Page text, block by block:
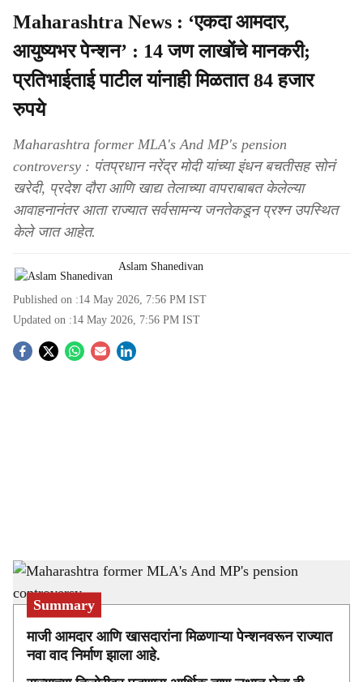
Maharashtra News : ‘एकदा आमदार,
आयुष्यभर पेन्शन’ : 14 जण लाखोंचे मानकरी;
प्रतिभाईताई पाटील यांनाही मिळतात 84 हजार
रुपये
Maharashtra former MLA's And MP's pension
controversy : पंतप्रधान नरेंद्र मोदी यांच्या इंधन बचतीसह सोनं
खरेदी, प्रदेश दौरा आणि खाद्य तेलाच्या वापराबाबत केलेल्या
आवाहनानंतर आता राज्यात सर्वसामन्य जनतेकडून प्रश्न उपस्थित
केले जात आहेत.
Aslam Shanedivan
Published on :14 May 2026, 7:56 PM IST
Updated on :14 May 2026, 7:56 PM IST
S
h
Maharashtra former MLA's And MP's pension controversy- sarkarnama
Summary
माजी आमदार आणि खासदारांना मिळणाऱ्या पेन्शनवरून राज्यात
नवा वाद निर्माण झाला आहे.